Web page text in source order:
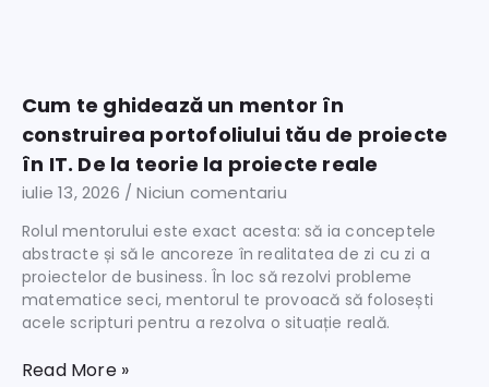
Cum te ghidează un mentor în
construirea portofoliului tău de proiecte
în IT. De la teorie la proiecte reale
iulie 13, 2026 Niciun comentariu
Rolul mentorului este exact acesta: să ia conceptele
abstracte și să le ancoreze în realitatea de zi cu zi a
proiectelor de business. În loc să rezolvi probleme
matematice seci, mentorul te provoacă să folosești
acele scripturi pentru a rezolva o situație reală.
Read More »